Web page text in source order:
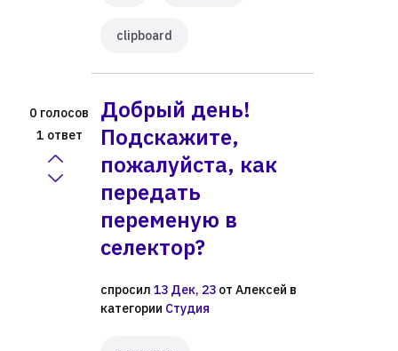
clipboard
0 голосов
1 ответ
Добрый день!
Подскажите,
пожалуйста, как
передать
переменую в
селектор?
спросил 13 Дек, 23 от Алексей в
категории Студия